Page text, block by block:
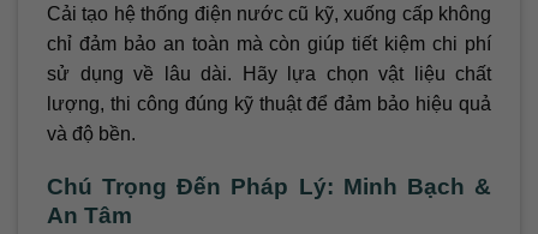
Cải tạo hệ thống điện nước cũ kỹ, xuống cấp không
chỉ đảm bảo an toàn mà còn giúp tiết kiệm chi phí
sử dụng về lâu dài. Hãy lựa chọn vật liệu chất
lượng, thi công đúng kỹ thuật để đảm bảo hiệu quả
và độ bền.
Chú Trọng Đến Pháp Lý: Minh Bạch &
An Tâm